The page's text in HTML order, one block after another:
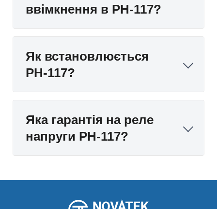
ввімкнення в РН-117?
Як встановлюється
РН-117?
Яка гарантія на реле
напруги РН-117?